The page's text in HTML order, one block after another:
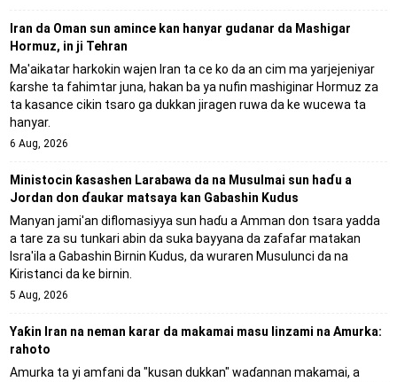
Iran da Oman sun amince kan hanyar gudanar da Mashigar
Hormuz, in ji Tehran
Ma'aikatar harkokin wajen Iran ta ce ko da an cim ma yarjejeniyar
ƙarshe ta fahimtar juna, hakan ba ya nufin mashiginar Hormuz za
ta kasance cikin tsaro ga dukkan jiragen ruwa da ke wucewa ta
hanyar.
6 Aug, 2026
Ministocin ƙasashen Larabawa da na Musulmai sun haɗu a
Jordan don ɗaukar matsaya kan Gabashin Kudus
Manyan jami'an diflomasiyya sun haɗu a Amman don tsara yadda
a tare za su tunkari abin da suka bayyana da zafafar matakan
Isra'ila a Gabashin Birnin Ƙudus, da wuraren Musulunci da na
Kiristanci da ke birnin.
5 Aug, 2026
Yaƙin Iran na neman karar da makamai masu linzami na Amurka:
rahoto
Amurka ta yi amfani da "kusan dukkan" waɗannan makamai, a